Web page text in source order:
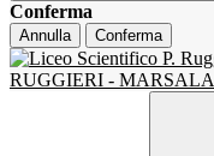
Conferma
Annulla Conferma
RUGGIERI - MARSALA